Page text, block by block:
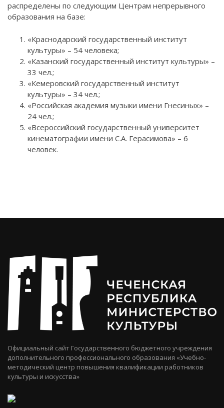
распределены по следующим Центрам непрерывного
образования на базе:
«Краснодарский государственный институт
культуры» – 54 человека;
«Казанский государственный институт культуры» –
33 чел.;
«Кемеровский государственный институт
культуры» – 34 чел.;
«Российская академия музыки имени Гнесиных» –
24 чел.;
«Всероссийский государственный университет
кинематографии имени С.А. Герасимова» – 6
человек.
Официальный сайт Государственного бюджетного учреждения
дополнительного профессионального образования «Учебно-
методический центр повышения квалификации работников
культуры и искусства»